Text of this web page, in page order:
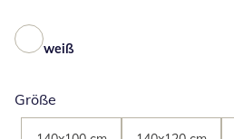
weiß
Größe